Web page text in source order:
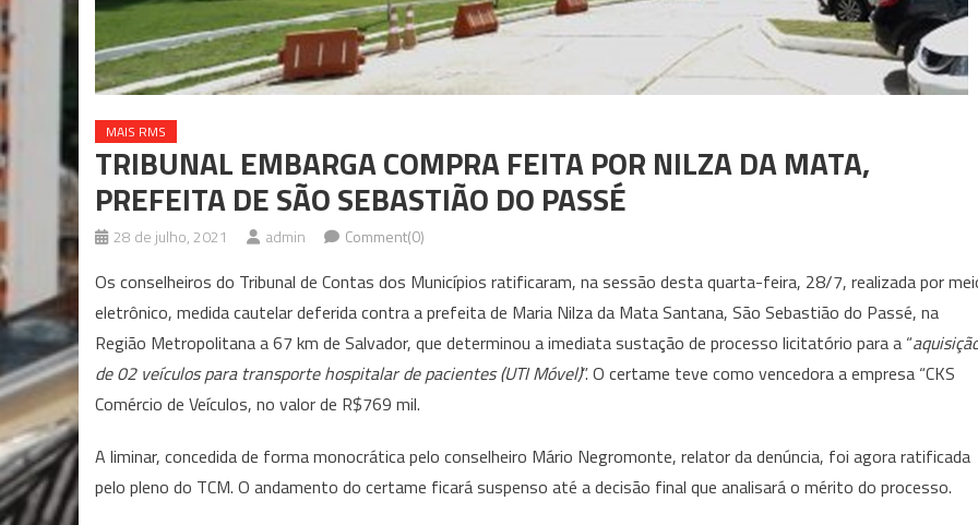
MAIS RMS
TRIBUNAL EMBARGA COMPRA FEITA POR NILZA DA MATA,
PREFEITA DE SÃO SEBASTIÃO DO PASSÉ
28 de julho, 2021 admin Comment(0)
Os conselheiros do Tribunal de Contas dos Municípios ratificaram, na sessão desta quarta-feira, 28/7, realizada por
eletrônico, medida cautelar deferida contra a prefeita de Maria Nilza da Mata Santana, São Sebastião do Passé, na
Região Metropolitana a 67 km de Salvador, que determinou a imediata sustação de processo licitatório para a “
de 02 veículos para transporte hospitalar de pacientes (UTI Móvel)”. O certame teve como vencedora a empresa “CKS
Comércio de Veículos, no valor de R$769 mil.
A liminar, concedida de forma monocrática pelo conselheiro Mário Negromonte, relator da denúncia, foi agora ratificada
pelo pleno do TCM. O andamento do certame ficará suspenso até a decisão final que analisará o mérito do processo.